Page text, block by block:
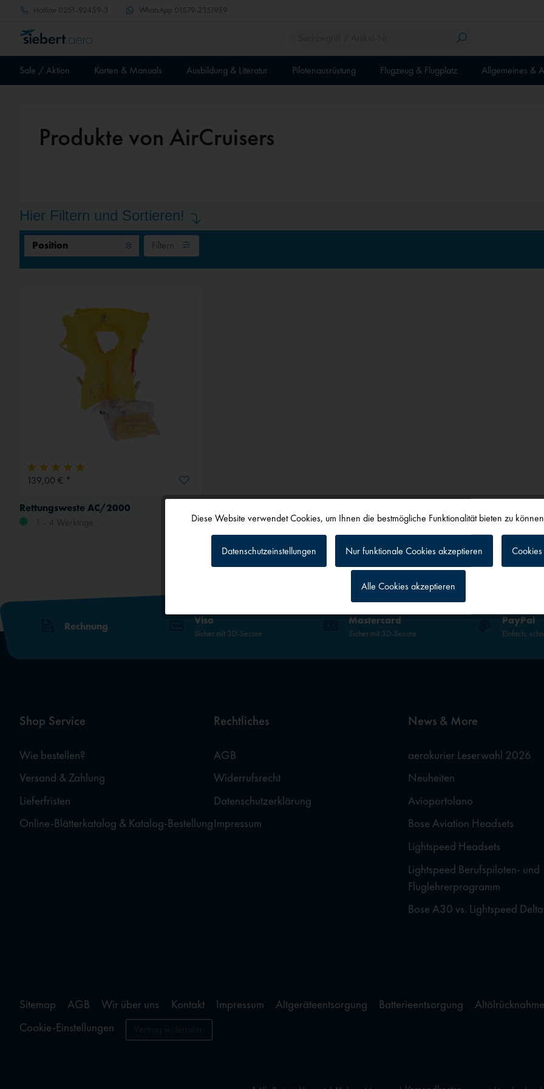
Hotline 0251-92459-3 WhatsApp 01579-2351959
Sale / Aktion Karten & Manuals Ausbildung & Literatur Pilotenausrüstung Flugzeug & Flugplatz Allgemeines &
Produkte von AirCruisers
Hier Filtern und Sortieren!
Filtern
139,00 € *
Rettungsweste AC/2000
Rechnung Visa
Sicher mit 3D-Secure
Mastercard
Sicher mit 3D-Secure
PayPal
Einfach,
Shop Service
Wie bestellen?
Versand & Zahlung
Lieferfristen
Online-Blätterkatalog & Katalog-Bestellung
Rechtliches
AGB
Widerrufsrecht
Datenschutzerklärung
Impressum
News & More
aerokurier Leserwahl 2026
Neuheiten
Avioportolano
Bose Aviation Headsets
Lightspeed Headsets
Lightspeed Berufspiloten- und
Fluglehrerprogramm
Bose A30 vs. Lightspeed
Sitemap AGB Wir über uns Kontakt Impressum Altgeräteentsorgung Batterieentsorgung Altölrücknahme
Cookie-Einstellungen
Tracking
Diese Website verwendet Cookies, um Ihnen die bestmögliche Funktionalität bieten zu
Datenschutzeinstellungen Nur funktionale Cookies akzeptieren
Alle Cookies akzeptieren